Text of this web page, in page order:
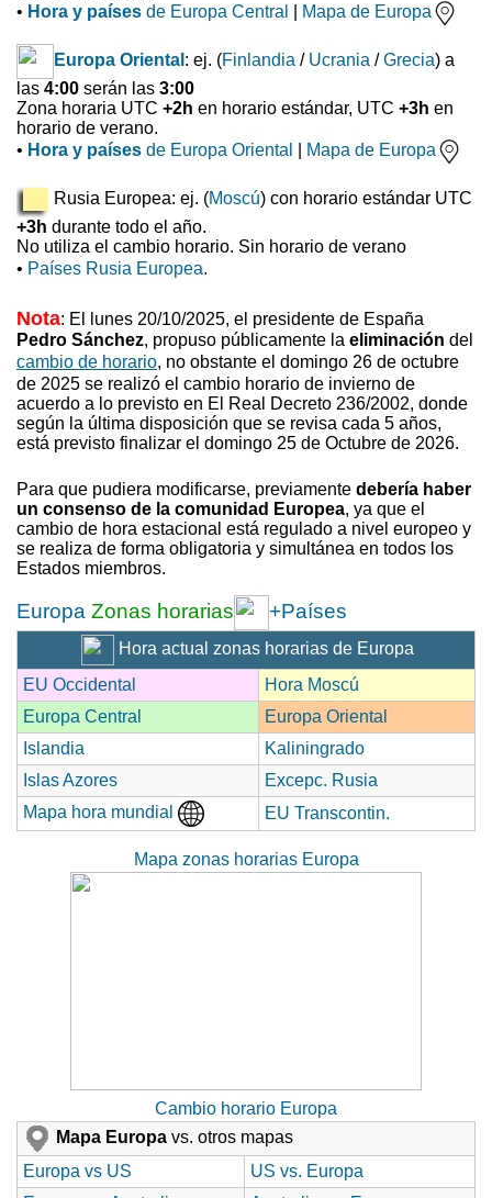
• Hora y países de Europa Central Mapa de Europa
Europa Oriental : ej. (Finlandia / Ucrania /Grecia) a
las 4:00 serán las 3:00
Zona horaria UTC +2h en horario estándar, UTC +3h en
horario de verano.
• Hora y países de Europa Oriental Mapa de Europa
Rusia Europea: ej. (Moscú) con horario estándar UTC
+3h durante todo el año.
No utiliza el cambio horario. Sin horario de verano
• Países Rusia Europea.
Nota: El lunes 20/10/2025, el presidente de España
Pedro Sánchez, propuso públicamente la eliminación del
cambio de horario, no obstante el domingo 26 de octubre
de 2025 se realizó el cambio horario de invierno de
acuerdo a lo previsto en El Real Decreto 236/2002, donde
según la última disposición que se revisa cada 5 años,
está previsto finalizar el domingo 25 de Octubre de 2026.
Para que pudiera modificarse, previamente debería haber
un consenso de la comunidad Europea, ya que el
cambio de hora estacional está regulado a nivel europeo y
se realiza de forma obligatoria y simultánea en todos los
Estados miembros.
Europa Zonas horarias +Países
Hora actual zonas horarias de Europa
EU Occidental
Hora Moscú
Europa Central
Europa Oriental
Islandia
Kaliningrado
Islas Azores
Excepc. Rusia
Mapa hora mundial
EU Transcontin.
Mapa zonas horarias Europa
Cambio horario Europa
Mapa Europa vs. otros mapas
Europa vs US
US vs. Europa